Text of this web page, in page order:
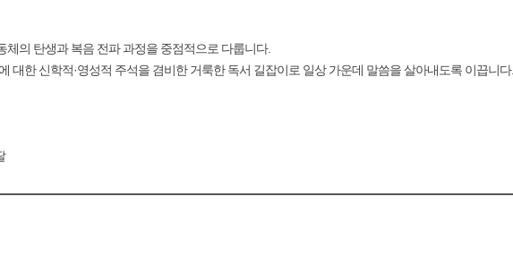
의 탄생과 복음 전파 과정을 중점적으로 다룹니다.
대한 신학적·영성적 주석을 겸비한 거룩한 독서 길잡이로 일상 가운데 말씀을 살아내도록 이끕니다.